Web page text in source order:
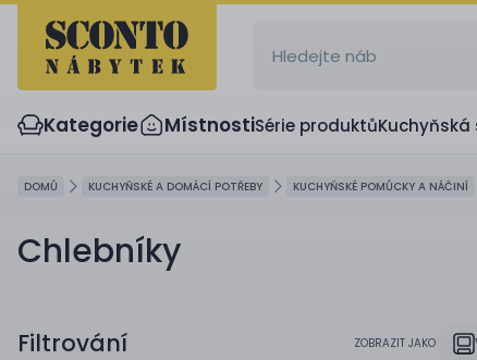
Kategorie MístnostiSérie produktů
DOMŮ KUCHYŇSKÉ A DOMÁCÍ POTŘEBY KUCHYŇSKÉ POMŮCKY A NÁČINÍ
Chlebníky
Filtrování ZOBRAZIT JAKO